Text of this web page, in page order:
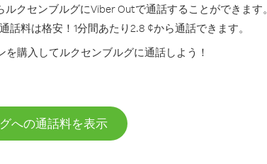
クセンブルグにViber Outで通話することができます。
料は格安！1分間あたり2.8 ¢から通話できます。
購入してルクセンブルグに通話しよう！
への通話料を表示